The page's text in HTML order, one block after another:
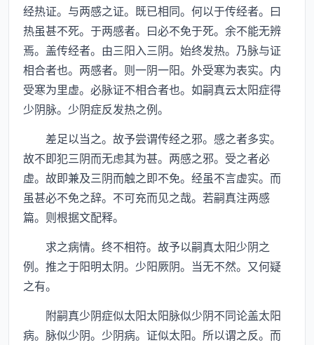
经热证。与两感之证。既已相同。何以于传经者。曰
热虽甚不死。于两感者。曰必不免于死。余不能无辨
焉。盖传经者。由三阳入三阴。始终发热。乃脉与证
相合者也。两感者。则一阴一阳。外受寒为表实。内
受寒为里虚。必脉证不相合者也。如嗣真云太阳症得
少阴脉。少阴症反发热之例。
差足以当之。故予尝谓传经之邪。感之者多实。
故不即犯三阴而无虑其为甚。两感之邪。受之者必
虚。故即兼及三阴而触之即不免。经虽不言虚实。而
虽甚必不免之辞。不可充而见之哉。若嗣真注两感
篇。则根据文配释。
求之病情。终不相符。故予以嗣真太阳少阴之
例。推之于阳明太阴。少阳厥阴。当无不然。又何疑
之有。
附嗣真少阴症似太阳太阳脉似少阴不同论盖太阳
病。脉似少阴。少阴病。证似太阳。所以谓之反。而